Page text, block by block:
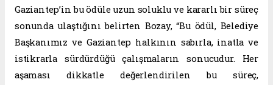
Gaziantep’in bu ödüle uzun soluklu ve kararlı bir süreç
sonunda ulaştığını belirten Bozay, “Bu ödül, Belediye
Başkanımız ve Gaziantep halkının sabırla, inatla ve
istikrarla sürdürdüğü çalışmaların sonucudur. Her
aşaması dikkatle değerlendirilen bu süreç,